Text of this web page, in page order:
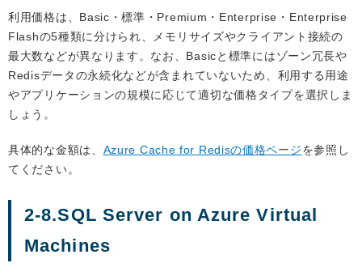
利用価格は、Basic・標準・Premium・Enterprise・Enterprise
Flashの5種類に分けられ、メモリサイズやクライアント接続の
最大数などが異なります。なお、Basicと標準にはゾーン冗長や
Redisデータの永続化などが含まれていないため、利用する用途
やアプリケーションの規模に応じて適切な価格タイプを選択しま
しょう。
具体的な金額は、 Azure Cache for Redisの価格ページを参照し
てください。
2-8.SQL Server on Azure Virtual
Machines